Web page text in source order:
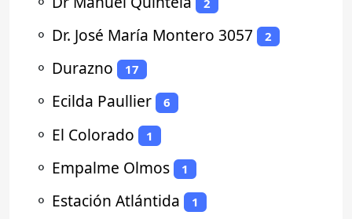
⚬ Dr. José María Montero 3057 2
⚬ Durazno 17
⚬ Ecilda Paullier 6
⚬ El Colorado 1
⚬ Empalme Olmos 1
⚬ Estación Atlántida 1